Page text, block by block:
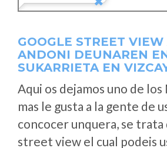
GOOGLE STREET
ANDONI DEUNAREN
SUKARRIETA EN
Aqui os dejamos uno de los
mas le gusta a la gente de
concocer unquera, se trata
street view el cual podeis